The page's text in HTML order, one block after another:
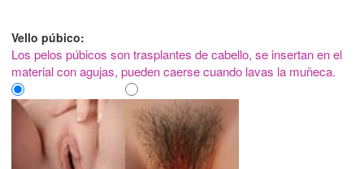
Vello púbico:
Los pelos púbicos son trasplantes de cabello, se insertan en el
material con agujas, pueden caerse cuando lavas la muñeca.